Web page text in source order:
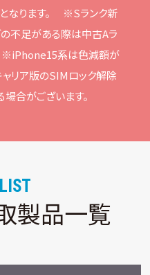
ります。
※Sランク新
不⾜がある際は中古Aラ
※iPhone15系は⾊減額が
リア版のSIMロック解除
合がございます。
製品一覧